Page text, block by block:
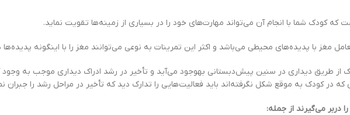
كه كودك شما با انجام آن مي‌تواند مهارت‌های خود را در بسياري از زمينه‌ها تقويت نمايد.
مغز با پديده‌هاي محيطي مي‌باشد و اكثر اين تمرينات به نوعي مي‌توانند مغز را با اين‏گونه پديده‌ها
از طريق ديداری در سنين پيش‌دبستانی به‏وجود می‌آيد و تأخير در رشد ادراك ديداری موجب به‏
كه در كودك به‏ موقع شكل نگرفته‌اند بايد فعاليت‌هايی را تدارك ديد كه تأخير در مراحل رشد را جبران
مي‌گيرند از جمله: